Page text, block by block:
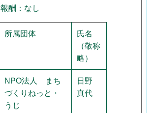
報酬：なし
所属団体
氏名
（敬称
略）
NPO法人 まち
づくりねっと・
うじ
日野
真代